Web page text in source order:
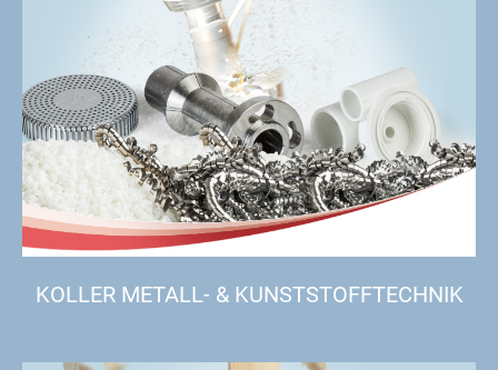
KOLLER METALL- & KUNSTSTOFFTECHNIK